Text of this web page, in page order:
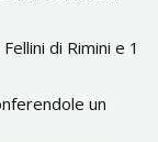
di Rimini e 1
un